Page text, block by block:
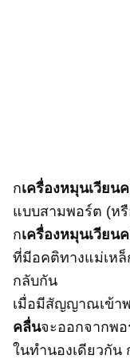
กเครื่องหมุนเวียน
แบบสามพอร์ต (ห
กเครื่องหมุนเวียน
ที่มีอคติทางแม่เหล็
กลับกัน
เมื่อมีสัญญาณเข้า
คลื่นจะออกจากพ
ในทำนองเดียวกัน